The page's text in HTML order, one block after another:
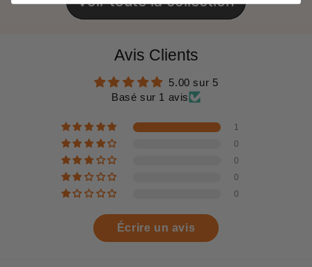
Avis Clients
5.00 sur 5
Basé sur 1 avis
1
0
0
0
0
Écrire un avis